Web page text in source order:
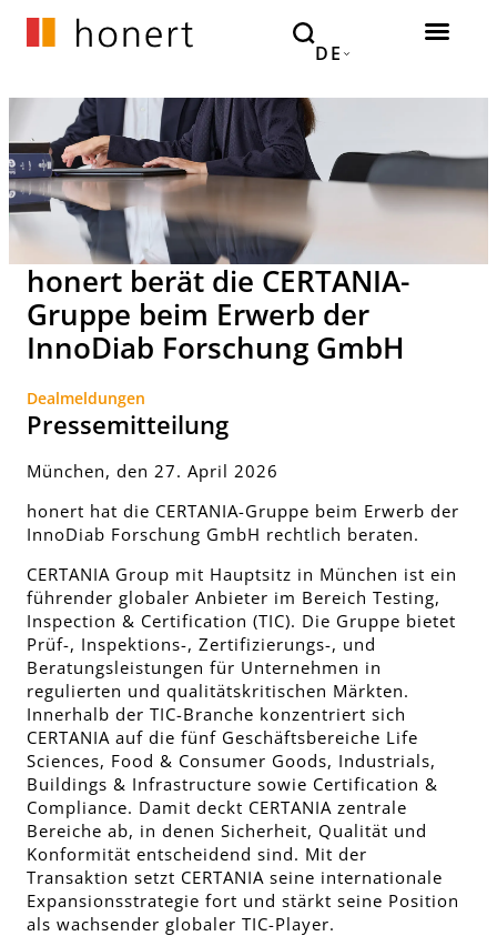
DE
honert berät die CERTANIA-
Gruppe beim Erwerb der
InnoDiab Forschung GmbH
Dealmeldungen
Pressemitteilung
München, den 27. April 2026
honert hat die CERTANIA-Gruppe beim Erwerb der
InnoDiab Forschung GmbH rechtlich beraten.
CERTANIA Group mit Hauptsitz in München ist ein
führender globaler Anbieter im Bereich Testing,
Inspection & Certification (TIC). Die Gruppe bietet
Prüf-, Inspektions-, Zertifizierungs-, und
Beratungsleistungen für Unternehmen in
regulierten und qualitätskritischen Märkten.
Innerhalb der TIC-Branche konzentriert sich
CERTANIA auf die fünf Geschäftsbereiche Life
Sciences, Food & Consumer Goods, Industrials,
Buildings & Infrastructure sowie Certification &
Compliance. Damit deckt CERTANIA zentrale
Bereiche ab, in denen Sicherheit, Qualität und
Konformität entscheidend sind. Mit der
Transaktion setzt CERTANIA seine internationale
Expansionsstrategie fort und stärkt seine Position
als wachsender globaler TIC-Player.